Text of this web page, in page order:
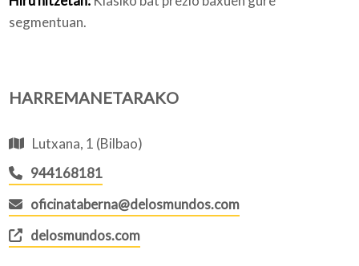
segmentuan.
HARREMANETARAKO
Lutxana, 1 (Bilbao)
944168181
oficinataberna@delosmundos.com
delosmundos.com